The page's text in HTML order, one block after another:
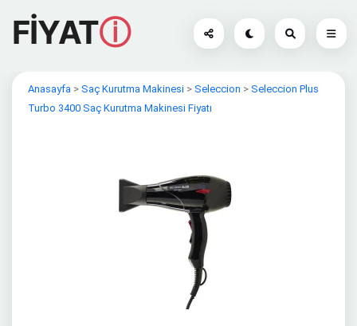
FİYATⓘ
Anasayfa > Saç Kurutma Makinesi > Seleccion > Seleccion Plus
Turbo 3400 Saç Kurutma Makinesi Fiyatı